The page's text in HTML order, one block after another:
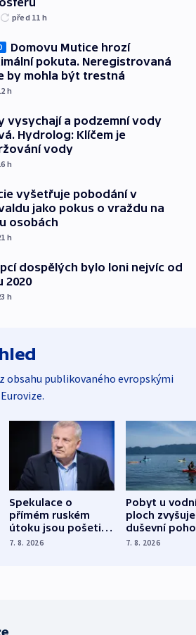
před 11 h
Domovu Mutice hrozí
pokuta. Neregistrovaná
by mohla být trestná
h
vysychají a podzemní vody
Hydrolog: Klíčem je
vody
h
vyšetřuje pobodání v
jako pokus o vraždu na
osobách
h
dospělých bylo loni nejvíc od
2020
h
obsahu publikovaného evropskými
Spekulace o
přímém ruském
útoku jsou pošetilé,
míní estonský
7. 8. 2026
Pobyt u
ploch zvyšuje
duševní
ukázala
7. 8. 2026